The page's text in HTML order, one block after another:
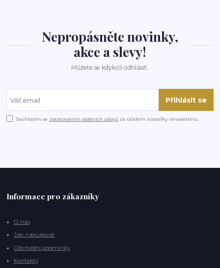
Nepropásněte novinky,
akce a slevy!
Můžete se kdykoli odhlásit.
Přihlásit se
Souhlasím se zpracováním osobních údajů za účelem rozesílky newsletteru.
Informace pro zákazníky
O nás
Jak nakupovat
Obchodní podmínky
Kontakty